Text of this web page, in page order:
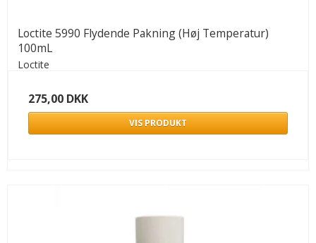
Loctite 5990 Flydende Pakning (Høj Temperatur)
100mL
Loctite
275,00 DKK
VIS PRODUKT